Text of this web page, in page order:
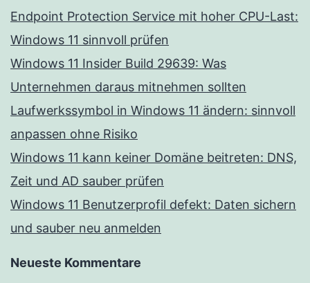
Endpoint Protection Service mit hoher CPU-Last:
Windows 11 sinnvoll prüfen
Windows 11 Insider Build 29639: Was
Unternehmen daraus mitnehmen sollten
Laufwerkssymbol in Windows 11 ändern: sinnvoll
anpassen ohne Risiko
Windows 11 kann keiner Domäne beitreten: DNS,
Zeit und AD sauber prüfen
Windows 11 Benutzerprofil defekt: Daten sichern
und sauber neu anmelden
Neueste Kommentare